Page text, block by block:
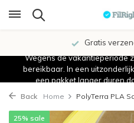
Gratis
Wegens de vakantieperiode
bereikbaar. In een
een pakket langer duren
Back Home PolyTerra PLA
25% sale